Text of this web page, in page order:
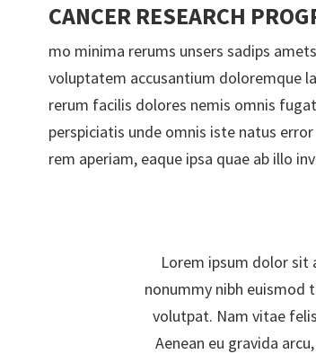
CANCER RESEARCH
mo minima rerums unsers sadips
voluptatem accusantium doloremque
rerum facilis dolores nemis omnis
perspiciatis unde omnis iste natus
rem aperiam, eaque ipsa quae ab illo
Lorem ipsum dolor sit
nonummy nibh euismod
volutpat. Nam vitae
Aenean eu gravida